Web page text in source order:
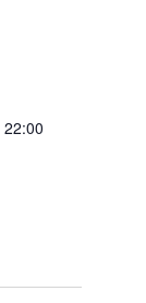
22:00